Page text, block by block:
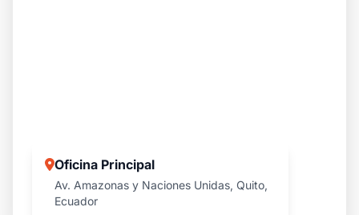
Oficina Principal
Av. Amazonas y Naciones Unidas, Quito,
Ecuador